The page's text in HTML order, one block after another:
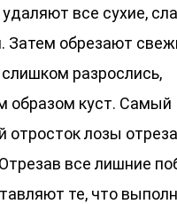
все сухие,
Затем обрезают
разрослись,
образом куст. Самый
лозы
все лишние
те, что